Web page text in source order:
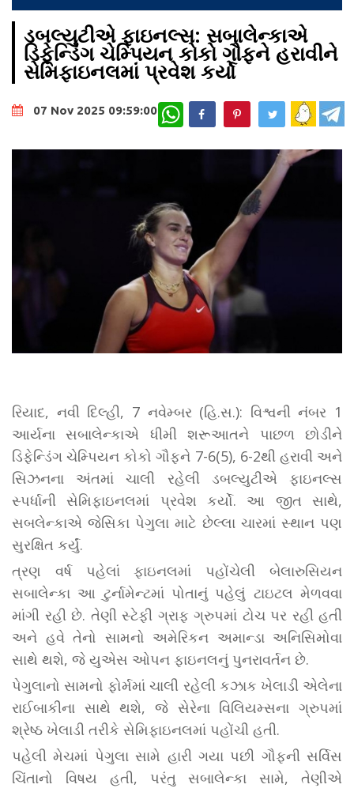
ડબલ્યુટીએ ફાઇનલ્સ: સબાલેન્કાએ
ડિફેન્ડિંગ ચેમ્પિયન કોકો ગૌફને હરાવીને
સેમિફાઇનલમાં પ્રવેશ કર્યો
07 Nov 2025 09:59:00 WhatsApp
રિયાદ, નવી દિલ્હી, 7 નવેમ્બર (હિ.સ.): વિશ્વની નંબર 1
આર્યના સબાલેન્કાએ ધીમી શરૂઆતને પાછળ છોડીને
ડિફેન્ડિંગ ચેમ્પિયન કોકો ગૌફને 7-6(5), 6-2થી હરાવી અને
સિઝનના અંતમાં ચાલી રહેલી ડબલ્યુટીએ ફાઇનલ્સ
સ્પર્ધાની સેમિફાઇનલમાં પ્રવેશ કર્યો. આ જીત સાથે,
સબલેન્કાએ જેસિકા પેગુલા માટે છેલ્લા ચારમાં સ્થાન પણ
સુરક્ષિત કર્યું.
ત્રણ વર્ષ પહેલાં ફાઇનલમાં પહોંચેલી બેલારુસિયન
સબાલેન્કા આ ટુર્નામેન્ટમાં પોતાનું પહેલું ટાઇટલ મેળવવા
માંગી રહી છે. તેણી સ્ટેફી ગ્રાફ ગ્રુપમાં ટોચ પર રહી હતી
અને હવે તેનો સામનો અમેરિકન અમાન્ડા અનિસિમોવા
સાથે થશે, જે યુએસ ઓપન ફાઇનલનું પુનરાવર્તન છે.
પેગુલાનો સામનો ફોર્મમાં ચાલી રહેલી કઝાક ખેલાડી એલેના
રાઈબાકીના સાથે થશે, જે સેરેના વિલિયમ્સના ગ્રુપમાં
શ્રેષ્ઠ ખેલાડી તરીકે સેમિફાઇનલમાં પહોંચી હતી.
પહેલી મેચમાં પેગુલા સામે હારી ગયા પછી ગૌફની સર્વિસ
ચિંતાનો વિષય હતી, પરંતુ સબાલેન્કા સામે, તેણીએ